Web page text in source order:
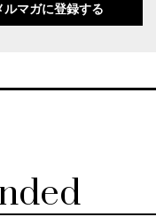
ルマガに登録する